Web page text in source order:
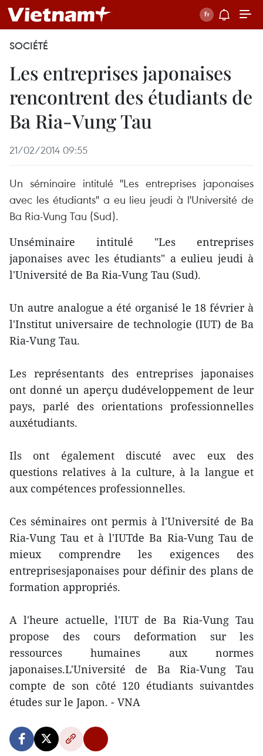
SOCIÉTÉ
Les entreprises japonaises
rencontrent des étudiants de
Ba Ria-Vung Tau
21/02/2014 09:55
Un séminaire intitulé "Les entreprises japonaises
avec les étudiants" a eu lieu jeudi à l'Université de
Ba Ria-Vung Tau (Sud).
Unséminaire intitulé "Les entreprises
japonaises avec les étudiants" a eulieu jeudi à
l'Université de Ba Ria-Vung Tau (Sud).
Un autre analogue a été organisé le 18 février à
l'Institut universaire de technologie (IUT) de Ba
Ria-Vung Tau.
Les représentants des entreprises japonaises
ont donné un aperçu dudéveloppement de leur
pays, parlé des orientations professionnelles
auxétudiants.
Ils ont également discuté avec eux des
questions relatives à la culture, à la langue et
aux compétences professionnelles.
Ces séminaires ont permis à l'Université de Ba
Ria-Vung Tau et à l'IUTde Ba Ria-Vung Tau de
mieux comprendre les exigences des
entreprisesjaponaises pour définir des plans de
formation appropriés.
A l'heure actuelle, l'IUT de Ba Ria-Vung Tau
propose des cours deformation sur les
ressources humaines aux normes
japonaises.L'Université de Ba Ria-Vung Tau
compte de son côté 120 étudiants suivantdes
études sur le Japon. - VNA